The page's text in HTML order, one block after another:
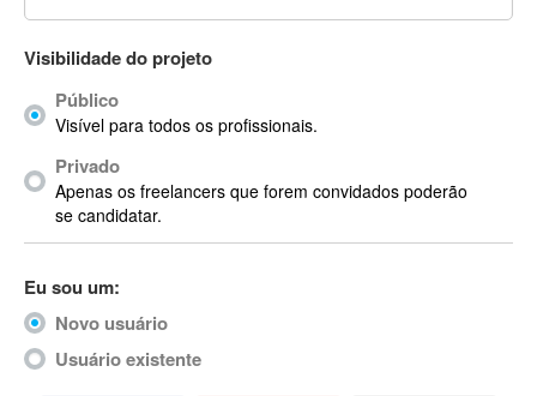
ACID Pro
ACPI
Acrobat
Acrobat X
Acronis
ACT
Actimize
ActionScript
ActionScript 3
Visibilidade do projeto
Público
Visível para todos os profissionais.
Privado
Apenas os freelancers que forem convidados poderão
se candidatar.
Eu sou um:
Novo usuário
Usuário existente